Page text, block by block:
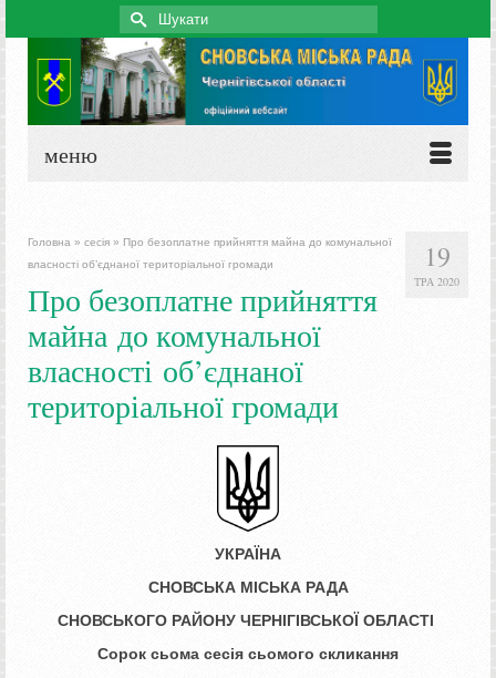
Search
for:
меню
19
ТРА 2020
Головна » сесія » Про безоплатне прийняття майна до комунальної
власності об’єднаної територіальної громади
Про безоплатне прийняття
майна до комунальної
власності об’єднаної
територіальної громади
УКРАЇНА
СНОВСЬКА МІСЬКА РАДА
СНОВСЬКОГО РАЙОНУ ЧЕРНІГІВСЬКОЇ ОБЛАСТІ
Сорок сьома сесія сьомого скликання